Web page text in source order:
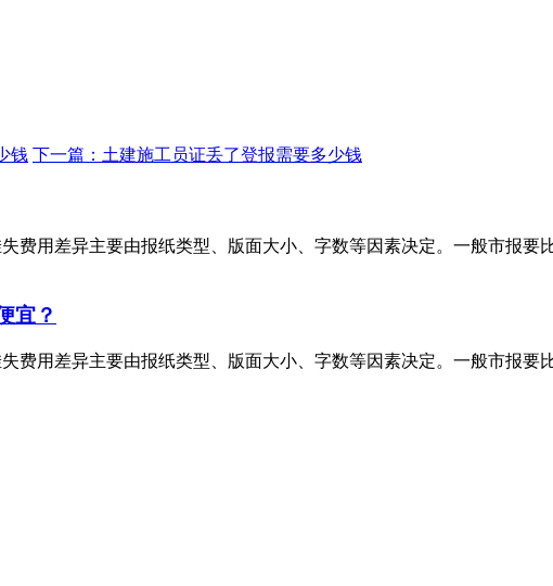
钱 下一篇：土建施工员证丢了登报需要多少钱
费用差异主要由报纸类型、版面大小、字数等因素决定。一般市报
宜？
费用差异主要由报纸类型、版面大小、字数等因素决定。一般市报